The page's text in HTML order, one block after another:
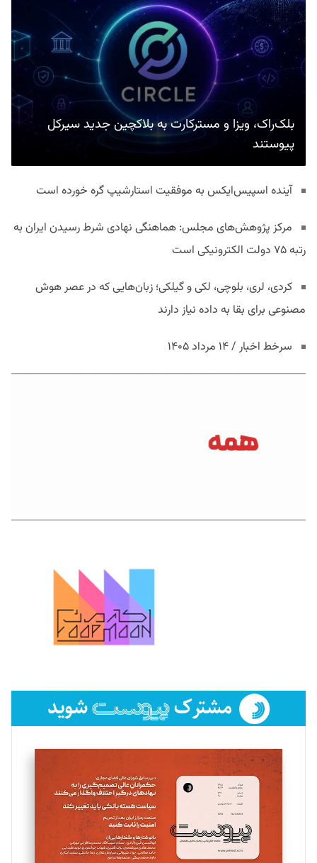
بلک‌راک، ویزا و مسترکارت به بلاکچین جدید سیرکل
پیوستند
آینده اسپیس‌ایکس به موفقیت استارشیپ گره خورده است
مرکز پژوهش‌های مجلس: هماهنگی نهادی شرط رسیدن ایران به
رتبه ۷۵ دولت الکترونیکی است
کردی، لری، بلوچی، لکی و گیلکی؛ زبان‌هایی که در عصر هوش
مصنوعی برای بقا به داده نیاز دارند
سرخط اخبار / ۱۴ مرداد ۱۴۰۵